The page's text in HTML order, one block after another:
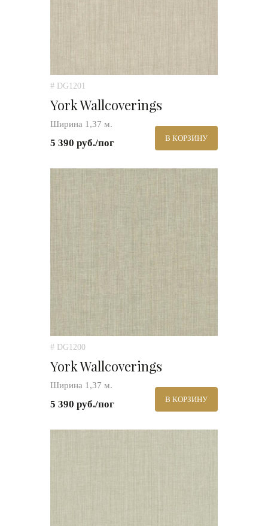
# DG1201
York Wallcoverings
Ширина 1,37 м.
5 390 руб./пог В КОРЗИНУ
# DG1200
York Wallcoverings
Ширина 1,37 м.
5 390 руб./пог В КОРЗИНУ